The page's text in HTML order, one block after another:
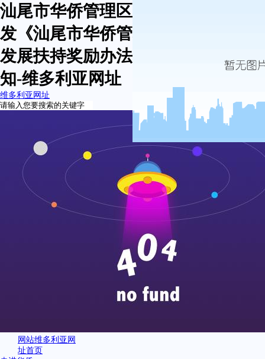
汕尾市华侨管理区综合办公室关于印
发《汕尾市华侨管理区实施创新驱动
发展扶持奖励办法（试行）》的通
知-维多利亚网址
维多利亚网址
网站维多利亚网
址首页